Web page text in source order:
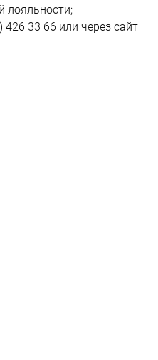
лояльности;
426 33 66 или через сайт